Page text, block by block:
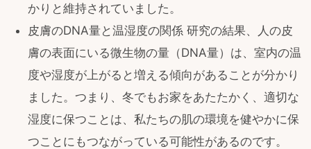
かりと維持されていました。
皮膚のDNA量と温湿度の関係 研究の結果、人の皮
膚の表面にいる微生物の量（DNA量）は、室内の温
度や湿度が上がると増える傾向があることが分かり
ました。つまり、冬でもお家をあたたかく、適切な
湿度に保つことは、私たちの肌の環境を健やかに保
つことにもつながっている可能性があるのです。